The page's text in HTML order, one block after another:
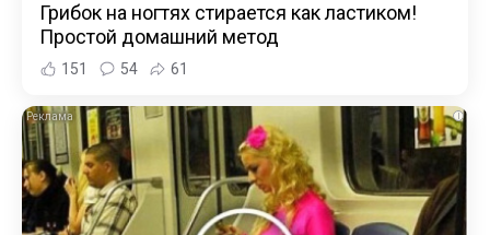
Грибок на ногтях стирается как ластиком!
Простой домашний метод
151 54 61
i